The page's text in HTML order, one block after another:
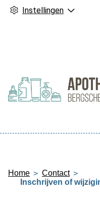
Instellingen
Home
Contact
Inschrijven of